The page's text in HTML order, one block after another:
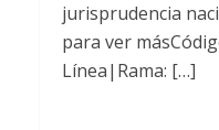
jurisprudencia
para ver
Línea|Rama: […]